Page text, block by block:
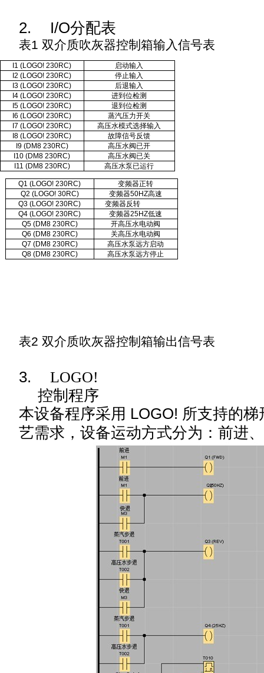
2. I/O分配表
表1 双介质吹灰器控制箱输入信号表
I1 (LOGO! 230RC)
启动输入
I2 (LOGO! 230RC)
停止输入
I3 (LOGO! 230RC)
后退输入
I4 (LOGO! 230RC)
进到位检测
I5 (LOGO! 230RC)
退到位检测
I6 (LOGO! 230RC)
蒸汽压力开关
I7 (LOGO! 230RC)
高压水模式选择输入
I8 (LOGO! 230RC)
故障信号反馈
I9 (DM8 230RC)
高压水阀已开
I10 (DM8 230RC)
高压水阀已关
I11 (DM8 230RC)
高压水泵已运行
Q1 (LOGO! 230RC)
变频器正转
Q2 (LOGO! 30RC)
变频器50HZ高速
Q3 (LOGO! 230RC)
变频器反转
Q4 (LOGO! 230RC)
变频器25HZ低速
Q5 (DM8 230RC)
开高压水电动阀
Q6 (DM8 230RC)
关高压水电动阀
Q7 (DM8 230RC)
高压水泵远方启动
Q8 (DM8 230RC)
高压水泵远方停止
表2 双介质吹灰器控制箱输出信号表
3. LOGO!
控制程序
本设备程序采用 LOGO! 所支持的
艺需求，设备运动方式分为：前进